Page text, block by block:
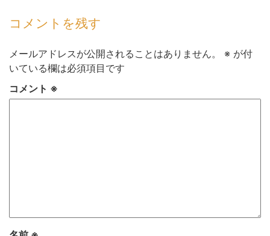
コメントを残す
メールアドレスが公開されることはありません。 ※ が付
いている欄は必須項目です
コメント ※